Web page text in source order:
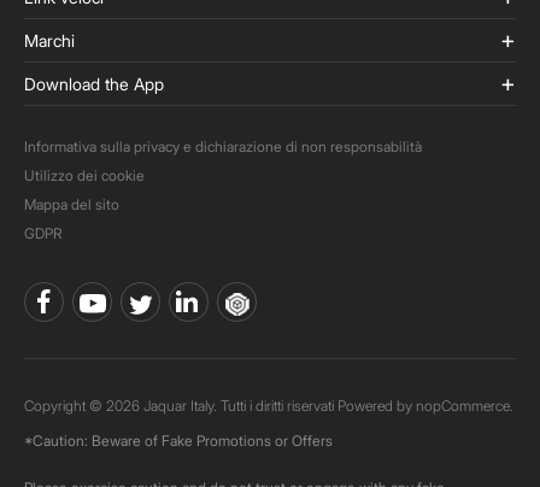
Marchi
Download the App
Informativa sulla privacy e dichiarazione di non responsabilità
Utilizzo dei cookie
Mappa del sito
GDPR
Copyright © 2026 Jaquar Italy. Tutti i diritti riservati Powered by nopCommerce.
*Caution: Beware of Fake Promotions or Offers